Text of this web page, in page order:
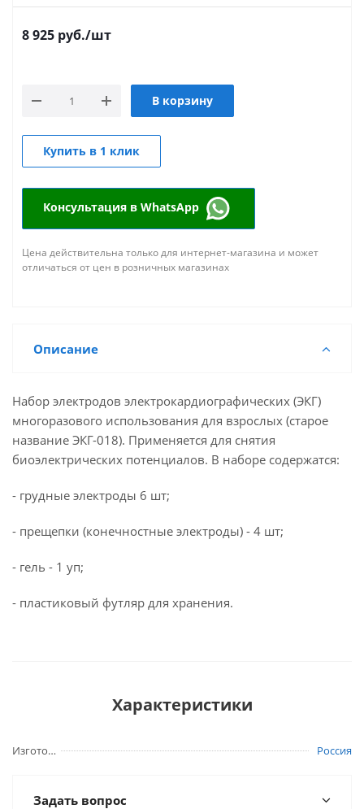
8 925 руб./шт
В корзину
Купить в 1 клик
Консультация в WhatsApp
Цена действительна только для интернет-магазина и может
отличаться от цен в розничных магазинах
Описание
Набор электродов электрокардиографических (ЭКГ)
многоразового использования для взрослых (старое
название ЭКГ-018). Применяется для снятия
биоэлектрических потенциалов. В наборе содержатся:
- грудные электроды 6 шт;
- прещепки (конечностные электроды) - 4 шт;
- гель - 1 уп;
- пластиковый футляр для хранения.
Характеристики
Изготовитель Россия
Задать вопрос